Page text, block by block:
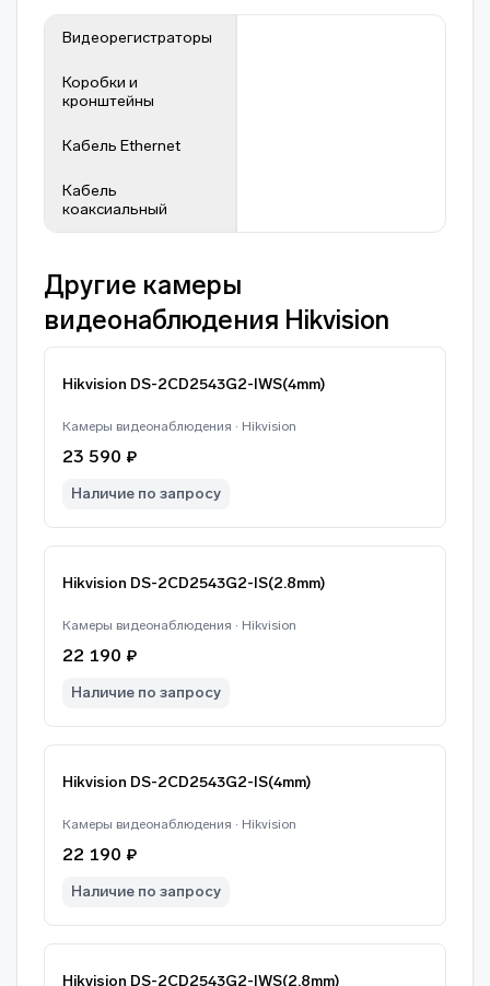
Видеорегистраторы
Коробки и
кронштейны
Кабель Ethernet
Кабель
коаксиальный
Другие камеры
видеонаблюдения Hikvision
Hikvision DS-2CD2543G2-IWS(4mm)
Камеры видеонаблюдения · Hikvision
23 590 ₽
Наличие по запросу
Hikvision DS-2CD2543G2-IS(2.8mm)
Камеры видеонаблюдения · Hikvision
22 190 ₽
Наличие по запросу
Hikvision DS-2CD2543G2-IS(4mm)
Камеры видеонаблюдения · Hikvision
22 190 ₽
Наличие по запросу
Hikvision DS-2CD2543G2-IWS(2.8mm)